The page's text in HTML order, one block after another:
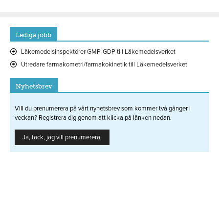
Lediga jobb
Läkemedelsinspektörer GMP-GDP till Läkemedelsverket
Utredare farmakometri/farmakokinetik till Läkemedelsverket
Nyhetsbrev
Vill du prenumerera på vårt nyhetsbrev som kommer två gånger i
veckan? Registrera dig genom att klicka på länken nedan.
Ja, tack, jag vill prenumerera.